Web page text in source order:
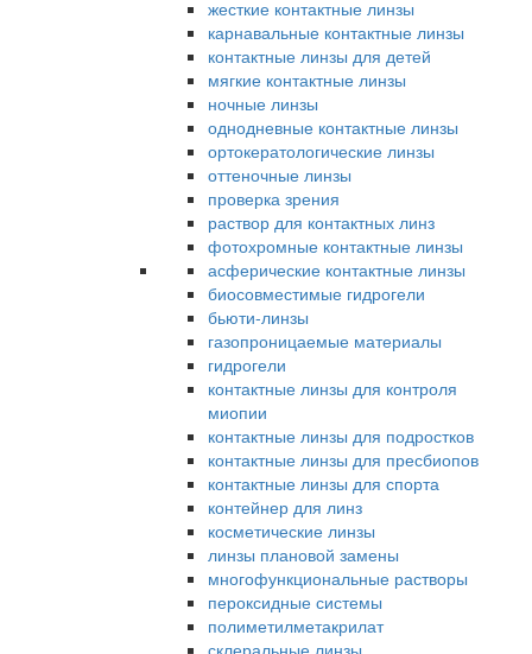
жесткие контактные линзы
карнавальные контактные линзы
контактные линзы для детей
мягкие контактные линзы
ночные линзы
однодневные контактные линзы
ортокератологические линзы
оттеночные линзы
проверка зрения
раствор для контактных линз
фотохромные контактные линзы
асферические контактные линзы
биосовместимые гидрогели
бьюти-линзы
газопроницаемые материалы
гидрогели
контактные линзы для контроля
миопии
контактные линзы для подростков
контактные линзы для пресбиопов
контактные линзы для спорта
контейнер для линз
косметические линзы
линзы плановой замены
многофункциональные растворы
пероксидные системы
полиметилметакрилат